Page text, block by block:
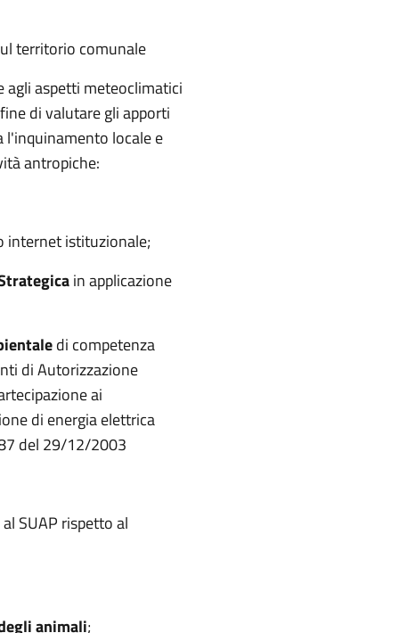
territorio comunale
agli aspetti meteoclimatici
di valutare gli apporti
l'inquinamento locale e
antropiche:
internet istituzionale;
in applicazione
di competenza
di Autorizzazione
ai
di energia elettrica
del 29/12/2003
SUAP rispetto al
animali;